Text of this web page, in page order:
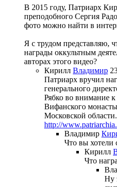
В 2015 году, Патриарх
преподобного Сергия
фото можно найти в
Я с трудом представляю,
награды оккультным
авторах этого видео?
Кирилл Владимир
Патриарх вручил
генерального
Рябко во внимание
Вифанского
Московской
http://
Владимир
Что вы хотели
Кирилл
Что
Ну